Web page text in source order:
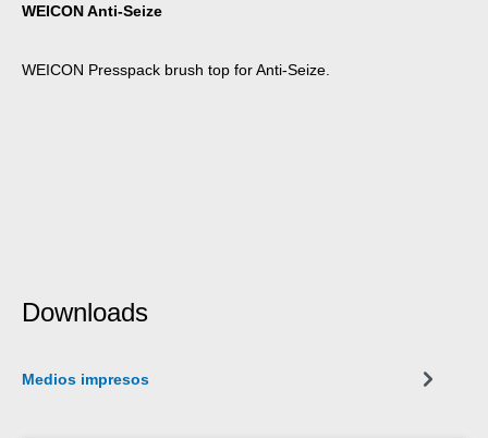
WEICON Anti-Seize
WEICON Presspack brush top for Anti-Seize.
Downloads
Medios impresos